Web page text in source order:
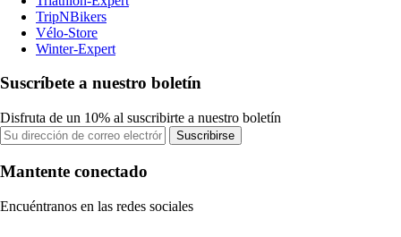
TripNBikers
Vélo-Store
Winter-Expert
Suscríbete a nuestro boletín
Disfruta de un 10% al suscribirte a nuestro boletín
Suscribirse
Mantente conectado
Encuéntranos en las redes sociales